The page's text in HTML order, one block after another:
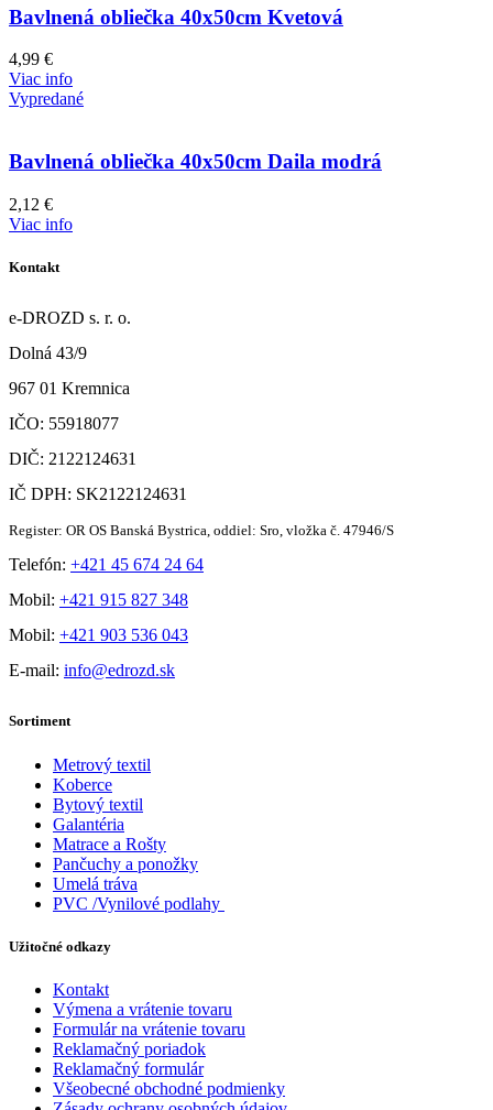
Bavlnená obliečka 40x50cm Kvetová
4,99 €
Viac info
Vypredané
Bavlnená obliečka 40x50cm Daila modrá
2,12 €
Viac info
Kontakt
e-DROZD s. r. o.
Dolná 43/9
967 01 Kremnica
IČO: 55918077
DIČ: 2122124631
IČ DPH: SK2122124631
Register: OR OS Banská Bystrica, oddiel: Sro, vložka č. 47946/S
Telefón: +421 45 674 24 64
Mobil: +421 915 827 348
Mobil: +421 903 536 043
E-mail: info@edrozd.sk
Sortiment
Metrový textil
Koberce
Bytový textil
Galantéria
Matrace a Rošty
Pančuchy a ponožky
Umelá tráva
PVC /Vynilové podlahy
Užitočné odkazy
Kontakt
Výmena a vrátenie tovaru
Formulár na vrátenie tovaru
Reklamačný poriadok
Reklamačný formulár
Všeobecné obchodné podmienky